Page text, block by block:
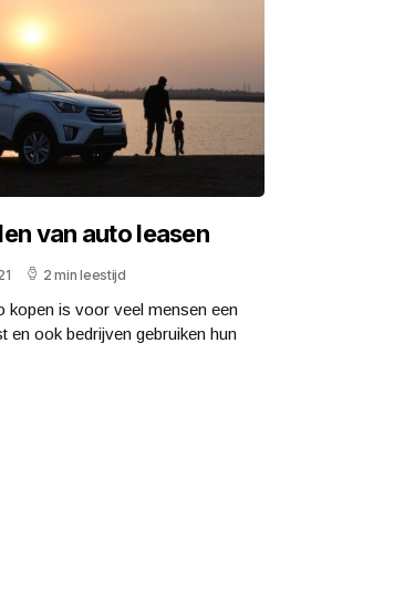
van auto leasen
2 min leestijd
kopen is voor veel mensen een
en ook bedrijven gebruiken hun